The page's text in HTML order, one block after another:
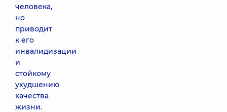
человека,
но
приводит
к его
инвалидизации
и
стойкому
ухудшению
качества
жизни.